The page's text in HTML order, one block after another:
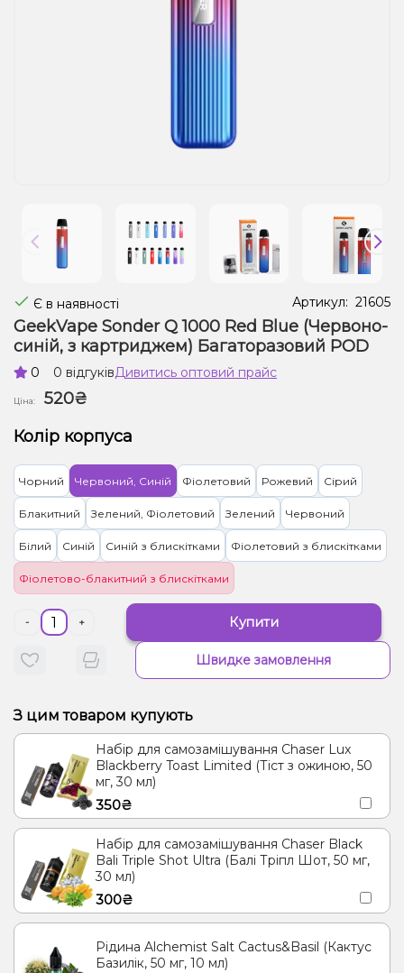
Рідини для електронних сигарет
Є в наявності Артикул: 21605
GeekVape Sonder Q 1000 Red Blue (Червоно-
синій, з картриджем) Багаторазовий POD
0 0 відгуківДивитись оптовий прайс
Ціна:
520₴
Колір корпуса
Чорний Червоний, Синій Фіолетовий Рожевий Сірий
Блакитний Зелений, Фіолетовий Зелений Червоний
Білий Синій Синій з блискітками Фіолетовий з блискітками
Фіолетово-блакитний з блискітками
- + Купити
Швидке замовлення
З цим товаром купують
Набір для самозамішування Chaser Lux
Blackberry Toast Limited (Тіст з ожиною, 50
мг, 30 мл)
350₴
Набір для самозамішування Chaser Black
Bali Triple Shot Ultra (Балі Тріпл Шот, 50 мг,
30 мл)
300₴
Рідина Alchemist Salt Cactus&Basil (Кактус
Базилік, 50 мг, 10 мл)